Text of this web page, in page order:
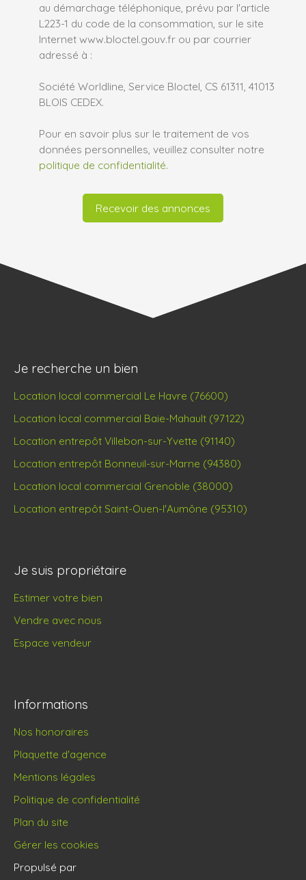
au démarchage téléphonique, prévu par l'article
L223-1 du code de la consommation, sur le site
Internet www.bloctel.gouv.fr ou par courrier
adressé à :
Société Worldline, Service Bloctel, CS 61311, 41013
BLOIS CEDEX.
Pour en savoir plus sur le traitement de vos
données personnelles, veuillez consulter notre
politique de confidentialité.
Recevoir des annonces
Je recherche un bien
Location local commercial Le Havre (76600)
Location local commercial Baie-Mahault (97122)
Location entrepôt Villebon-sur-Yvette (91140)
Location entrepôt Bonneuil-sur-Marne (94380)
Location local commercial Grenoble (38000)
Location entrepôt Saint-Ouen-l'Aumône (95310)
Je suis propriétaire
Estimer votre bien
Vendre avec nous
Espace vendeur
Informations
Nos honoraires
Plaquette d'agence
Mentions légales
Politique de confidentialité
Plan du site
Gérer les cookies
Propulsé par